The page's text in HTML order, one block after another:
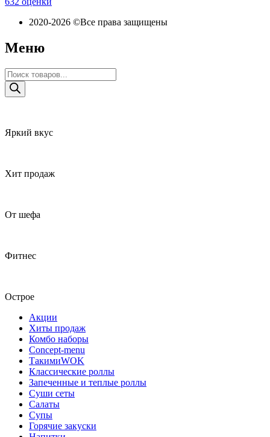
2020-2026 ©Все права защищены
Меню
Поиск
товаров
Яркий вкус
Хит продаж
От шефа
Фитнес
Острое
Акции
Хиты продаж
Комбо наборы
Concept-menu
ТакимиWOK
Классические роллы
Запеченные и теплые роллы
Суши сеты
Салаты
Супы
Горячие закуски